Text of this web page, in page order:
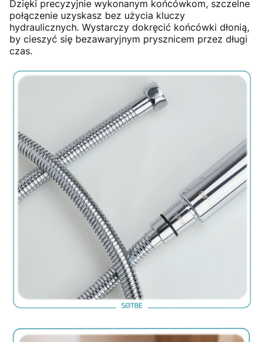
Dzięki precyzyjnie wykonanym końcówkom, szczelne
połączenie uzyskasz bez użycia kluczy
hydraulicznych. Wystarczy dokręcić końcówki dłonią,
by cieszyć się bezawaryjnym prysznicem przez długi
czas.